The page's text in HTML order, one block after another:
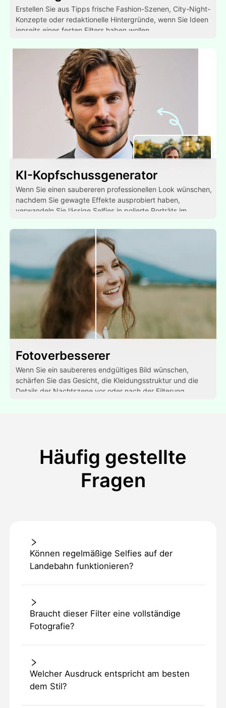
Erstellen Sie aus Tipps frische Fashion-Szenen, City-Night-
Konzepte oder redaktionelle Hintergründe, wenn Sie Ideen
jenseits eines festen Filters haben wollen.
KI-Kopfschussgenerator
Wenn Sie einen saubereren professionellen Look wünschen,
nachdem Sie gewagte Effekte ausprobiert haben,
verwandeln Sie lässige Selfies in polierte Porträts im
Fotoverbesserer
Wenn Sie ein saubereres endgültiges Bild wünschen,
schärfen Sie das Gesicht, die Kleidungsstruktur und die
Details der Nachtszene vor oder nach der Filterung.
Häufig gestellte
Fragen
Können regelmäßige Selfies auf der
Landebahn funktionieren?
Braucht dieser Filter eine vollständige
Fotografie?
Welcher Ausdruck entspricht am besten
dem Stil?